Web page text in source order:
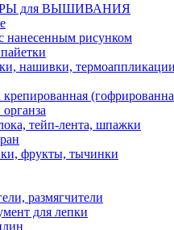
для ВЫШИВАНИЯ
нанесенным рисунком
нашивки, термоаппликации
крепированная
тейп-лента, шпажки
фрукты, тычинки
размягчители
для лепки